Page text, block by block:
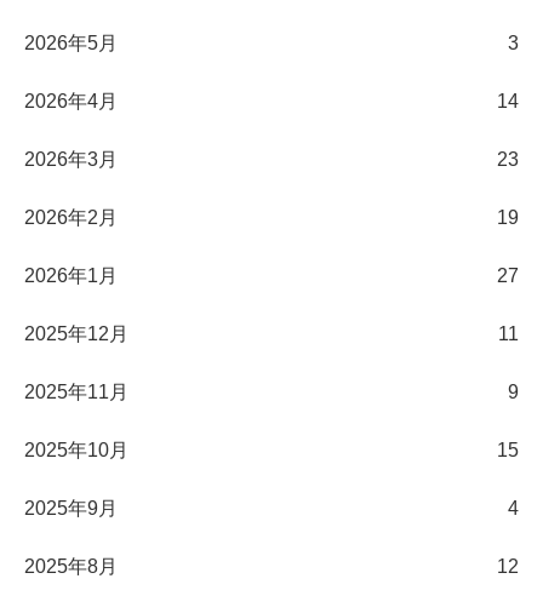
2026年5月 3
2026年4月 14
2026年3月 23
2026年2月 19
2026年1月 27
2025年12月 11
2025年11月 9
2025年10月 15
2025年9月 4
2025年8月 12